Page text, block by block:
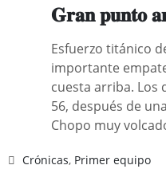
𝐆𝐫𝐚𝐧 𝐩𝐮𝐧𝐭𝐨
Esfuerzo titánico
importante
cuesta arriba. Los
56, después de
Chopo muy
Crónicas, Primer equipo